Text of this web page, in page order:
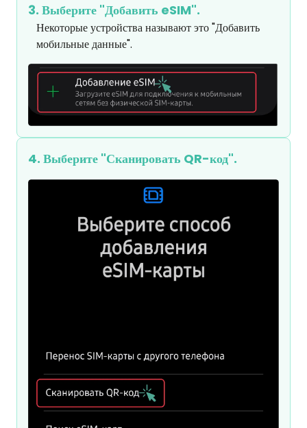
3. Выберите "Добавить eSIM".
Некоторые устройства называют это "Добавить
мобильные данные".
4. Выберите "Сканировать QR-код".